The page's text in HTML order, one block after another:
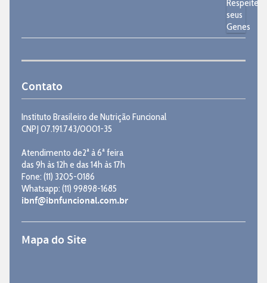
Contato
Instituto Brasileiro de Nutrição Funcional
CNPJ 07.191.743/0001-35
Atendimento de2ª à 6ª feira
das 9h às 12h e das 14h às 17h
Fone: (11) 3205-0186
Whatsapp: (11) 99898-1685
ibnf@ibnfuncional.com.br
Mapa do Site